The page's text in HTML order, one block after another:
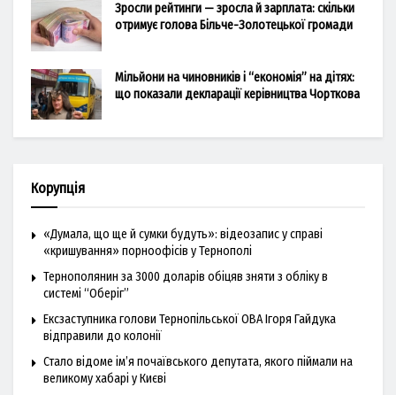
Зросли рейтинги — зросла й зарплата: скільки
отримує голова Більче-Золотецької громади
Мільйони на чиновників і “економія” на дітях:
що показали декларації керівництва Чорткова
Корупція
«Думала, що ще й сумки будуть»: відеозапис у справі
«кришування» порноофісів у Тернополі
Тернополянин за 3000 доларів обіцяв зняти з обліку в
системі “Оберіг”
Ексзаступника голови Тернопільської ОВА Ігоря Гайдука
відправили до колонії
Стало відоме ім’я почаївського депутата, якого піймали на
великому хабарі у Києві